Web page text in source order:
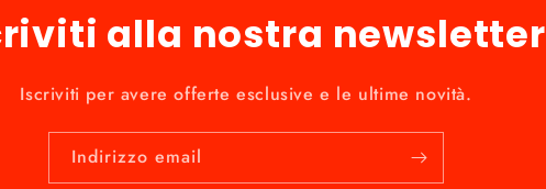
alla nostra newsletter
Iscriviti per avere offerte esclusive e le ultime novità.
Indirizzo email